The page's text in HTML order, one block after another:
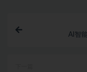
AI智